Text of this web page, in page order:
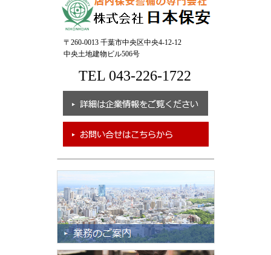
〒260-0013 千葉市中央区中央4-12-12
中央土地建物ビル506号
TEL 043-226-1722